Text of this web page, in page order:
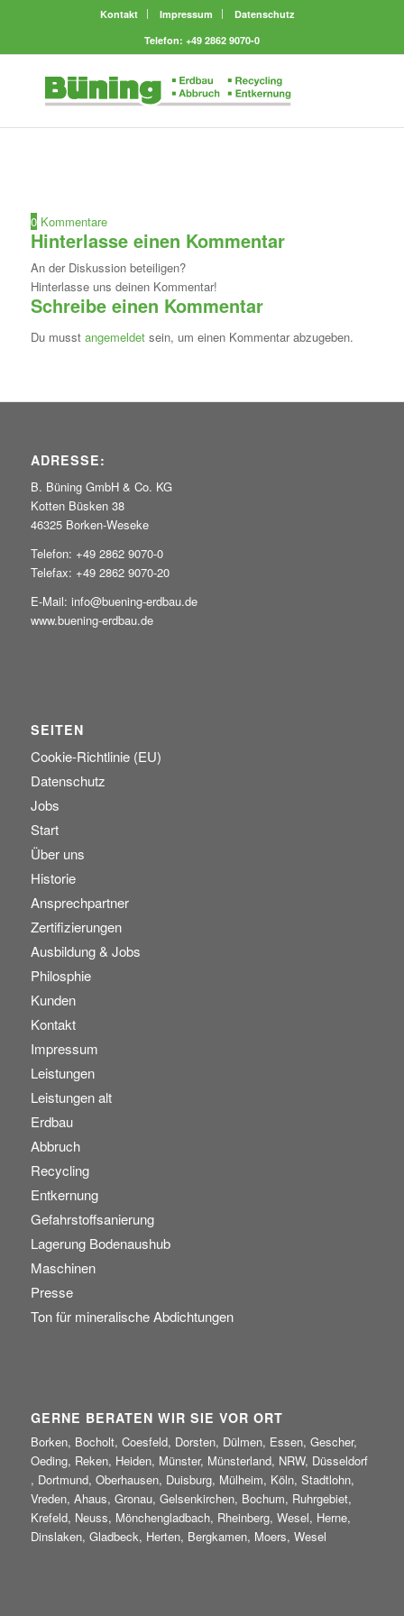
Kontakt Impressum
Datenschutz
Telefon: +49 2862 9070-0
0 Kommentare
Hinterlasse einen Kommentar
An der Diskussion beteiligen?
Hinterlasse uns deinen Kommentar!
Schreibe einen Kommentar
Du musst angemeldetsein, um einen Kommentar abzugeben.
ADRESSE:
B. Büning GmbH & Co. KG
Kotten Büsken 38
46325 Borken-Weseke
Telefon: +49 2862 9070-0
Telefax: +49 2862 9070-20
E-Mail: info@buening-erdbau.de
www.buening-erdbau.de
SEITEN
Cookie-Richtlinie (EU)
Datenschutz
Jobs
Start
Über uns
Historie
Ansprechpartner
Zertifizierungen
Ausbildung & Jobs
Philosphie
Kunden
Kontakt
Impressum
Leistungen
Leistungen alt
Erdbau
Abbruch
Recycling
Entkernung
Gefahrstoffsanierung
Lagerung Bodenaushub
Maschinen
Presse
Ton für mineralische Abdichtungen
GERNE BERATEN WIR SIE VOR ORT
Borken, Bocholt, Coesfeld, Dorsten, Dülmen, Essen, Gescher,
Oeding, Reken, Heiden, Münster, Münsterland, NRW, Düsseldorf
, Dortmund, Oberhausen, Duisburg, Mülheim, Köln, Stadtlohn,
Vreden, Ahaus, Gronau, Gelsenkirchen, Bochum, Ruhrgebiet,
Krefeld, Neuss, Mönchengladbach, Rheinberg, Wesel, Herne,
Dinslaken, Gladbeck, Herten, Bergkamen, Moers, Wesel